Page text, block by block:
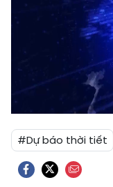
#Dự báo thời tiết